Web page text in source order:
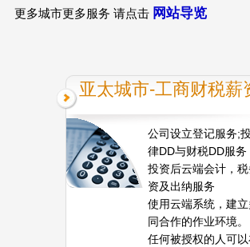
更多城市更多服务 请点击 网站导览
亚太城市-工商财税薪
公司设立登记服务;
律DD与财税DD服务
投资后云端会计，
资及出纳服务
使用云端系统，建
同合作的作业环境。
任何被授权的人可